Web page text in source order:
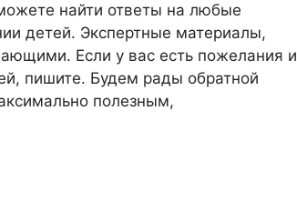
найти ответы на любые
детей. Экспертные материалы,
Если у вас есть пожелания и
пишите. Будем рады обратной
полезным,